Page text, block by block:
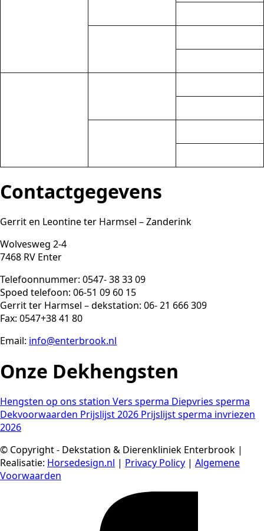
Contactgegevens
Gerrit en Leontine ter Harmsel – Zanderink
Wolvesweg 2-4
7468 RV Enter
Telefoonnummer: 0547- 38 33 09
Spoed telefoon: 06-51 09 60 15
Gerrit ter Harmsel – dekstation: 06- 21 666 309
Fax: 0547+38 41 80
Email: info@enterbrook.nl
Onze Dekhengsten
Hengsten op ons station Vers sperma Diepvries sperma
Dekvoorwaarden Prijslijst 2026 Prijslijst sperma invriezen
2026
© Copyright - Dekstation & Dierenkliniek Enterbrook |
Realisatie: Horsedesign.nl | Privacy Policy | Algemene
Voorwaarden